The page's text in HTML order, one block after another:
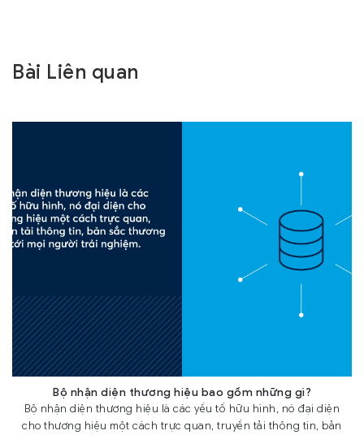
Bài Liên quan
Bộ nhận diện thương hiệu bao gồm những gì?
Bộ nhận diện thương hiệu là các yếu tố hữu hình, nó đại diện
cho thương hiệu một cách trực quan, truyền tải thông tin, bản